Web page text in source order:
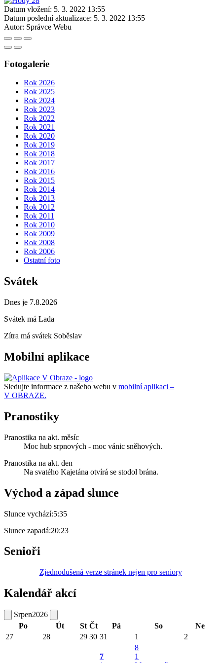
Datum vložení: 5. 3. 2022 13:55
Datum poslední aktualizace: 5. 3. 2022 13:55
Autor: Správce Webu
Fotogalerie
Rok 2026
Rok 2025
Rok 2024
Rok 2023
Rok 2022
Rok 2021
Rok 2020
Rok 2019
Rok 2018
Rok 2017
Rok 2016
Rok 2015
Rok 2014
Rok 2013
Rok 2012
Rok 2011
Rok 2010
Rok 2009
Rok 2008
Rok 2006
Ostatní foto
Svátek
Dnes je 7.8.2026
Svátek má Lada
Zítra má svátek Soběslav
Mobilní aplikace
Sledujte informace z našeho webu v mobilní aplikaci –
V OBRAZE.
Pranostiky
Pranostika na akt. měsíc
Moc hub srpnových - moc vánic sněhových.
Pranostika na akt. den
Na svatého Kajetána otvírá se stodol brána.
Východ a západ slunce
Slunce vychází:5:35
Slunce zapadá:20:23
Senioři
Zjednodušená verze stránek nejen pro seniory
Kalendář akcí
Srpen2026
Po
Út St Čt Pá So
Ne
27
28 29 30 31 1 2
7
8
1